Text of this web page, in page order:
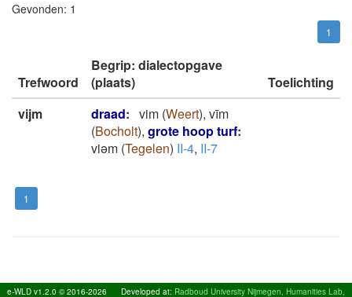
Gevonden: 1
1
Trefwoord
Begrip: dialectopgave
(plaats)
Toelichting
vijm
draad: vim (Weert), vīm
(Bocholt), grote hoop turf:
viǝm (Tegelen) II-4, II-7
1
e-WLD v1.2.0 © 2016-2026 Developed at: Radboud University Nijmegen, Humanities Lab,